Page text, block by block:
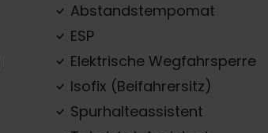
Abstandstempomat
ESP
Elektrische Wegfahrsperre
Isofix (Beifahrersitz)
Spurhalteassistent